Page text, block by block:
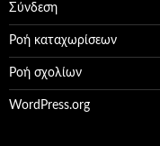
Σύνδεση
Ροή καταχωρίσεων
Ροή σχολίων
WordPress.org